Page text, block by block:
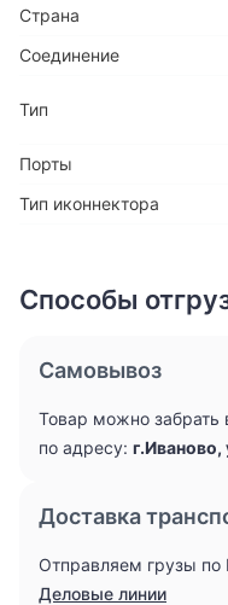
Страна
Соединение
Тип
Порты
Тип иконнектора
Способы
Самовывоз
Товар можно забрать
по адресу: г.Иваново,
Доставка
Отправляем грузы по
Деловые линии